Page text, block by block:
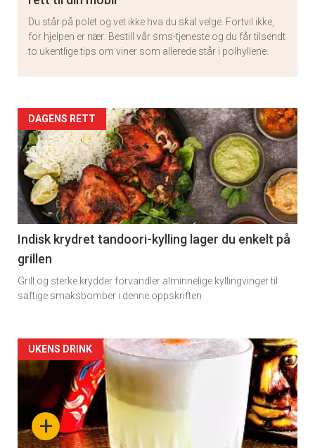
Du står på polet og vet ikke hva du skal velge. Fortvil ikke,
for hjelpen er nær: Bestill vår sms-tjeneste og du får tilsendt
to ukentlige tips om viner som allerede står i polhyllene.
Artikler
detail
-
section
11
DAGENS RETT
Indisk krydret tandoori-kylling lager du enkelt på
grillen
Grill og sterke krydder forvandler alminnelige kyllingvinger til
saftige smaksbomber i denne oppskriften.
Artikler
detail
section
+
UKENS DRINK